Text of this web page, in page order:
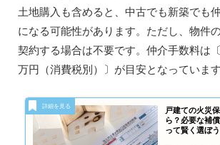
土地購入も含めると、中古でも新築でも
になる可能性があります。ただし、物件
契約する場合は不要です。仲介手数料は
万円（消費税別）〕が目安となっています
戸建ての火災
ら？必要な補
って賢く選ぼう